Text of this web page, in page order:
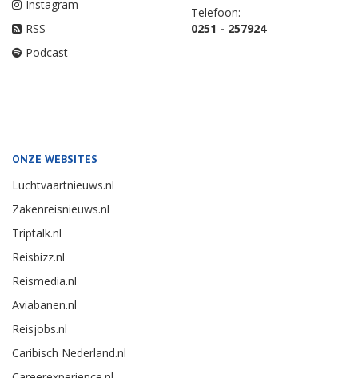
Instagram
RSS
Podcast
Telefoon:
0251 - 257924
ONZE WEBSITES
Luchtvaartnieuws.nl
Zakenreisnieuws.nl
Triptalk.nl
Reisbizz.nl
Reismedia.nl
Aviabanen.nl
Reisjobs.nl
Caribisch Nederland.nl